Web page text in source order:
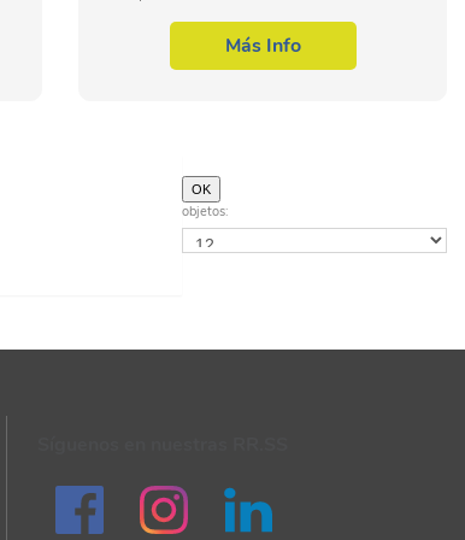
profesional de sistemas y telemática. Por
Más Info
objetos: